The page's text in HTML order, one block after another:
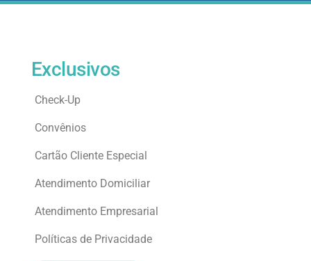
Exclusivos
Check-Up
Convênios
Cartão Cliente Especial
Atendimento Domiciliar
Atendimento Empresarial
Políticas de Privacidade